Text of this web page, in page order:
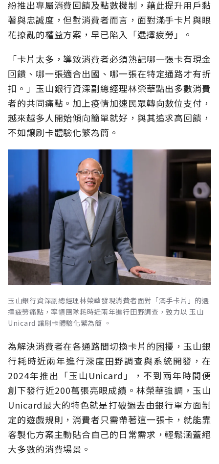
紛推出專屬消費回饋及點數機制，藉此提升用戶黏
著與忠誠度，但對消費者而言，面對滿手卡片與眼
花撩亂的權益方案，早已陷入「選擇疲勞」。
「卡片太多，導致消費者必須熟記哪一張卡有現金
回饋、哪一張適合出國、哪一張在特定通路才有折
扣。」玉山銀行資深副總經理林榮華點出多數消費
者的共同痛點。加上疫情加速民眾轉向數位支付，
越來越多人開始傾向簡單就好，與其追求高回饋，
不如讓刷卡體驗化繁為簡。
玉山銀行資深副總經理林榮華發現消費者面對「滿手卡片」的選
擇疲勞痛點，率領團隊耗時近兩年進行田野調查，致力以 玉山
Unicard 讓刷卡體驗化繁為簡 。
為解決消費者在各通路間切換卡片的困擾，玉山銀
行耗時近兩年進行深度田野調查與系統開發，在
2024年推出「玉山Unicard」，不到兩年時間便
創下發行近200萬張亮眼成績。林榮華強調，玉山
Unicard最大的特色就是打破過去由銀行單方面制
定的遊戲規則，消費者只需帶著這一張卡，就能靠
客製化方案主動貼合自己的日常需求，輕鬆涵蓋絕
大多數的消費場景。